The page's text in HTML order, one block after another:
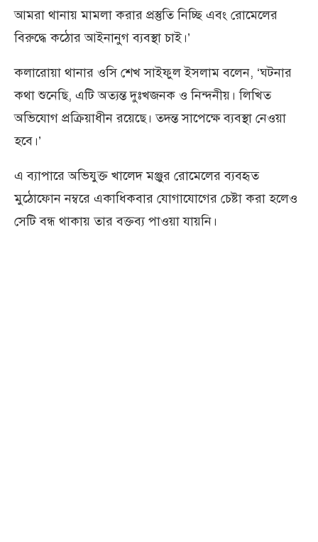
আমরা থানায় মামলা করার প্রস্তুতি নিচ্ছি এবং রোমেলের
বিরুদ্ধে কঠোর আইনানুগ ব্যবস্থা চাই।’
কলারোয়া থানার ওসি শেখ সাইফুল ইসলাম বলেন, ‘ঘটনার
কথা শুনেছি, এটি অত্যন্ত দুঃখজনক ও নিন্দনীয়। লিখিত
অভিযোগ প্রক্রিয়াধীন রয়েছে। তদন্ত সাপেক্ষে ব্যবস্থা নেওয়া
হবে।’
এ ব্যাপারে অভিযুক্ত খালেদ মঞ্জুর রোমেলের ব্যবহৃত
মুঠোফোন নম্বরে একাধিকবার যোগাযোগের চেষ্টা করা হলেও
সেটি বন্ধ থাকায় তার বক্তব্য পাওয়া যায়নি।